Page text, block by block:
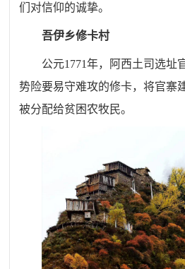
们对信仰的诚挚。
吾伊乡修卡村
公元1771年，阿西土司选址
势险要易守难攻的修卡，将官寨
被分配给贫困农牧民。